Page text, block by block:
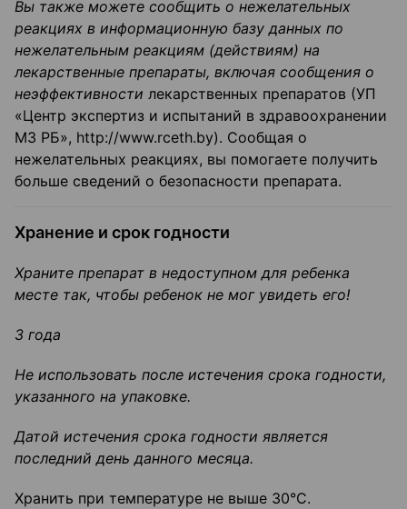
Вы также можете сообщить о нежелательных
реакциях в информационную базу данных по
нежелательным реакциям (действиям) на
лекарственные препараты, включая сообщения о
неэффективности лекарственных препаратов (УП
«Центр экспертиз и испытаний в здравоохранении
М3 РБ», http://www.rceth.by). Сообщая о
нежелательных реакциях, вы помогаете получить
больше сведений о безопасности препарата.
Хранение и срок годности
Храните препарат в недоступном для ребенка
месте так, чтобы ребенок не мог увидеть его!
3 года
Не использовать после истечения срока годности,
указанного на упаковке.
Датой истечения срока годности является
последний день данного месяца.
Хранить при температуре не выше 30°С.